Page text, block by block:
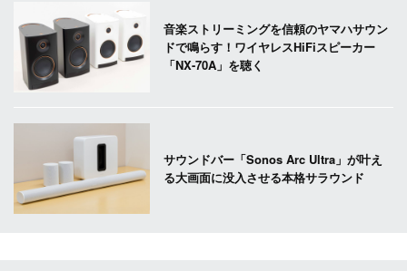
音楽ストリーミングを信頼のヤマハサウン
ドで鳴らす！ワイヤレスHiFiスピーカー
「NX-70A」を聴く
サウンドバー「Sonos Arc Ultra」が叶え
る大画面に没入させる本格サラウンド